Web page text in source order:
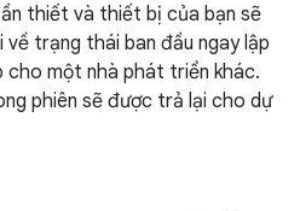
thiết và thiết bị của bạn sẽ
trạng thái ban đầu ngay lập
cho một nhà phát triển khác.
phiên sẽ được trả lại cho dự